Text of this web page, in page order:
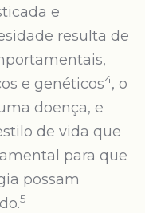
e
resulta de
e genéticos4, o
doença, e
de vida que
para que
possam
5